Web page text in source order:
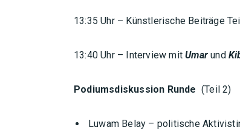
13:35 Uhr – Künstlerische Beiträge
13:40 Uhr – Interview mitUmarund
Podiumsdiskussion Runde (Teil 2)
Luwam Belay – politische